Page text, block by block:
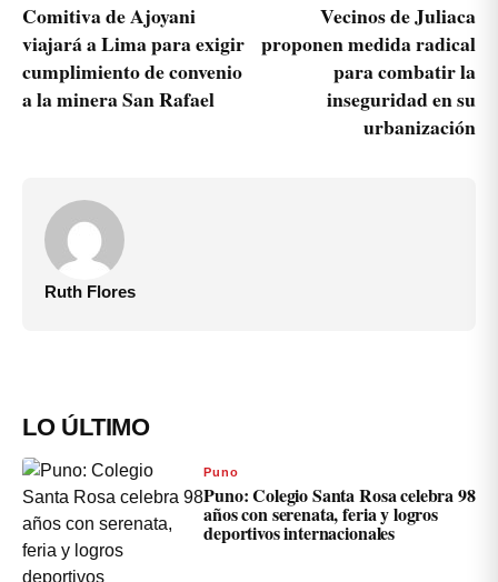
Comitiva de Ajoyani
viajará a Lima para exigir
cumplimiento de convenio
a la minera San Rafael
Vecinos de Juliaca
proponen medida radical
para combatir la
inseguridad en su
urbanización
Ruth Flores
LO ÚLTIMO
Puno
Puno: Colegio Santa Rosa celebra 98
años con serenata, feria y logros
deportivos internacionales